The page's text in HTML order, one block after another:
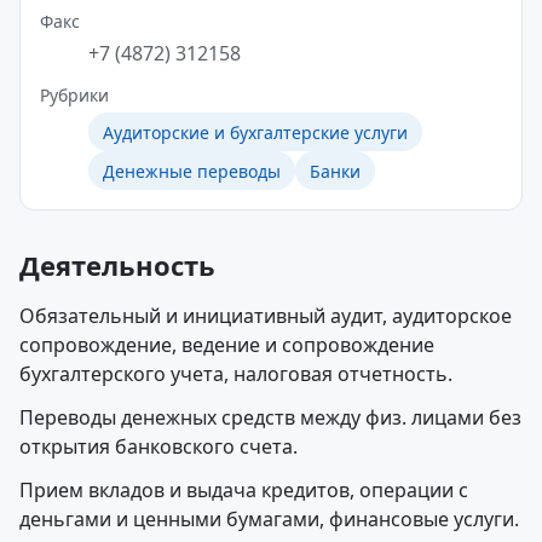
Факс
+7 (4872) 312158
Рубрики
Аудиторские и бухгалтерские услуги
Денежные переводы
Банки
Деятельность
Обязательный и инициативный аудит, аудиторское
сопровождение, ведение и сопровождение
бухгалтерского учета, налоговая отчетность.
Переводы денежных средств между физ. лицами без
открытия банковского счета.
Прием вкладов и выдача кредитов, операции с
деньгами и ценными бумагами, финансовые услуги.